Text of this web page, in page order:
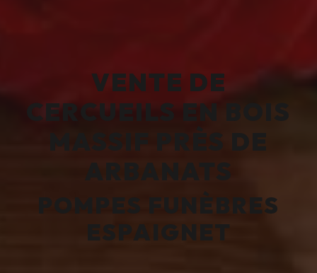
VENTE DE
CERCUEILS EN BOIS
MASSIF PRÈS DE
ARBANATS
POMPES FUNÈBRES
ESPAIGNET